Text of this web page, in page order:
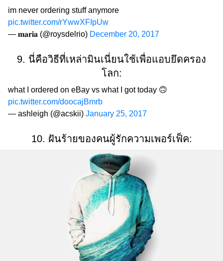
im never ordering stuff anymore
pic.twitter.com/rYwwXFIpUw
— 𝐦𝐚𝐫𝐢𝐚 (@roysdelrio) December 20, 2017
9. นี่คือวิธีที่เหล่ามินเนี่ยนใช้เพื่อแอบยึดครอง
โลก:
what I ordered on eBay vs what I got today 🙃
pic.twitter.com/doocajBmrb
— ashleigh (@acskii) January 25, 2017
10. ฝันร้ายของคนผู้รักความเพอร์เฟ็ค: